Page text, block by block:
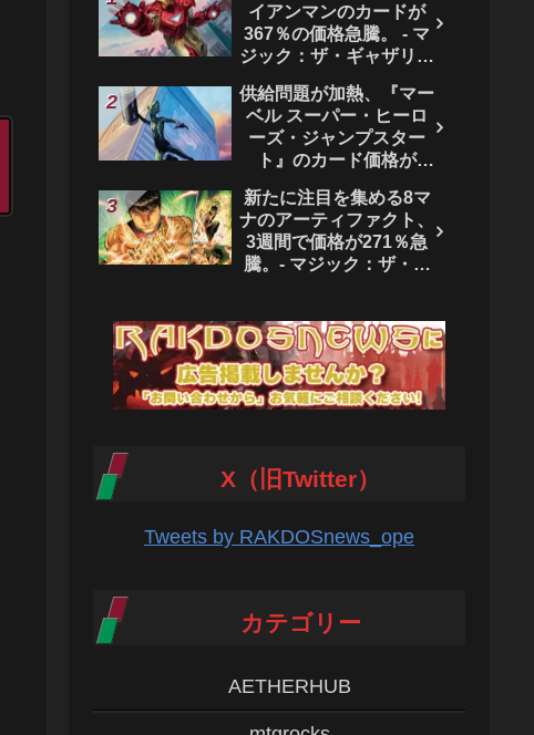
イアンマンのカードが
367％の価格急騰。 - マ
ジック：ザ・ギャザリン
供給問題が加熱、『マー
ベル スーパー・ヒーロ
ーズ・ジャンプスター
ト』のカード価格が
ク：ザ・ギャザリング
新たに注目を集める8マ
ナのアーティファクト、
3週間で価格が271％急
騰。- マジック：ザ・ギ
X（旧Twitter）
Tweets by RAKDOSnews_ope
カテゴリー
AETHERHUB